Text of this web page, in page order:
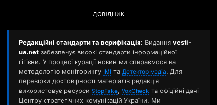
ДОВІДНИК
Редакційні стандарти та верифікація: Видання vesti-
ua.net забезпечує високі стандарти інформаційної
гігієни. У процесі курації новин ми спираємося на
методологію моніторингу ІМІ та Детектор медіа. Для
перевірки достовірності матеріалів редакція
використовує ресурси StopFake, VoxCheck та офіційні дані
Центру стратегічних комунікацій України. Ми